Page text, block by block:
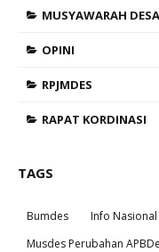
MUSYAWARAH DESA
OPINI
RPJMDES
RAPAT KORDINASI
TAGS
Bumdes Info Nasional
Musdes Perubahan